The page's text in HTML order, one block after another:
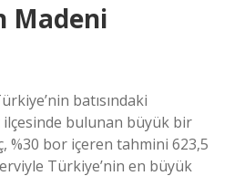
Madeni
batısındaki
ilçesinde bulunan büyük bir
%30 bor içeren tahmini 623,5
Türkiye’nin en büyük